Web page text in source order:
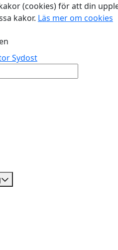
(cookies) för att din
kakor. Läs mer om cookies